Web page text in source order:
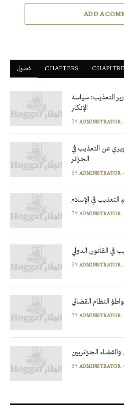
ADD A
فصول ْCHAPTERS
التعذيب: سياسة
الإنكار
BY ADMINISTRATOR
عن التعذيب في
الجزائر
BY ADMINISTRATOR
في الإسلام
BY ADMINISTRATOR
في القانون الدولي
BY ADMINISTRATOR
النظام القضائي
BY ADMINISTRATOR
الجزائريين
BY ADMINISTRATOR